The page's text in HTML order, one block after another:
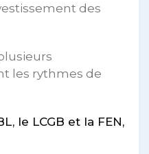
des
les rythmes de
le LCGB et la FEN,